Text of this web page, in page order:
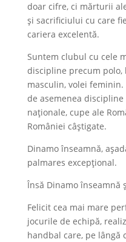
doar cifre, ci mărturii
și sacrificiului cu care
cariera excelentă.
Suntem clubul cu cele
discipline precum polo,
masculin, volei
de asemenea
naționale, cupe ale
României câștigate.
Dinamo înseamnă,
palmares excepțional.
Însă Dinamo înseamnă
Felicit cea mai mare
jocurile de echipă,
handbal care, pe lângă